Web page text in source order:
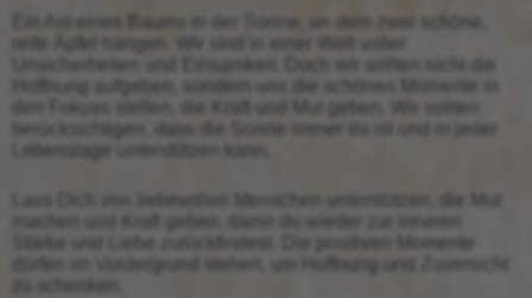
Ein Ast eines Baums in der Sonne, an dem zwei schöne,
reife Äpfel hängen. Wir sind in einer Welt voller
Unsicherheiten und Einsamkeit. Doch wir sollten nicht die
Hoffnung aufgeben, sondern uns die schönen Momente in
den Fokuss stellen, die Kraft und Mut geben. Wir sollten
berücksichtigen, dass die Sonne immer da ist und in jeder
Lebenslage unterstützen kann.
Lass Dich von liebevollen Menschen unterstützen, die Mut
machen und Kraft geben, damit du wieder zur inneren
Stärke und Liebe zurückfindest. Die positiven Momente
dürfen im Vordergrund stehen, um Hoffnung und Zuversicht
zu schenken.